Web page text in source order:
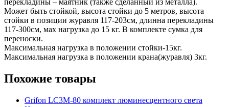
перекладины – маятник (также сделанный из металла).
Может быть стойкой, высота стойки до 5 метров, высота
стойки в позиции журавля 117-203см, длинна перекладины
117-300см, мах нагрузка до 15 кг. В комплекте сумка для
переноски.
Максимальная нагрузка в положении стойки-15кг.
Максимальная нагрузка в положении крана(журавля) 3кг.
Похожие товары
Grifon LC3M-80 комплект люминесцентного света